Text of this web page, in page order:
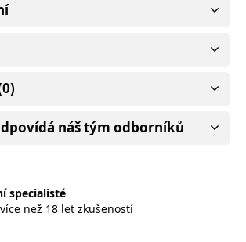
náš tým odborníků
specialisté
než 18 let zkušeností